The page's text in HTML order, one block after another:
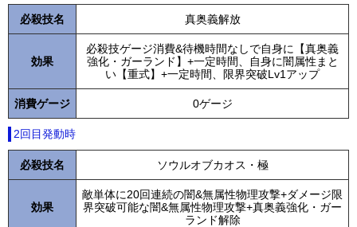
必殺技名 真奥義解放
効果
必殺技ゲージ消費&待機時間なしで自身に【真奥義
強化・ガーランド】+一定時間、自身に闇属性まと
い【重式】+一定時間、限界突破Lv1アップ
消費ゲージ 0ゲージ
2回目発動時
必殺技名 ソウルオブカオス・極
効果
敵単体に20回連続の闇&無属性物理攻撃+ダメージ限
界突破可能な闇&無属性物理攻撃+真奥義強化・ガー
ランド解除